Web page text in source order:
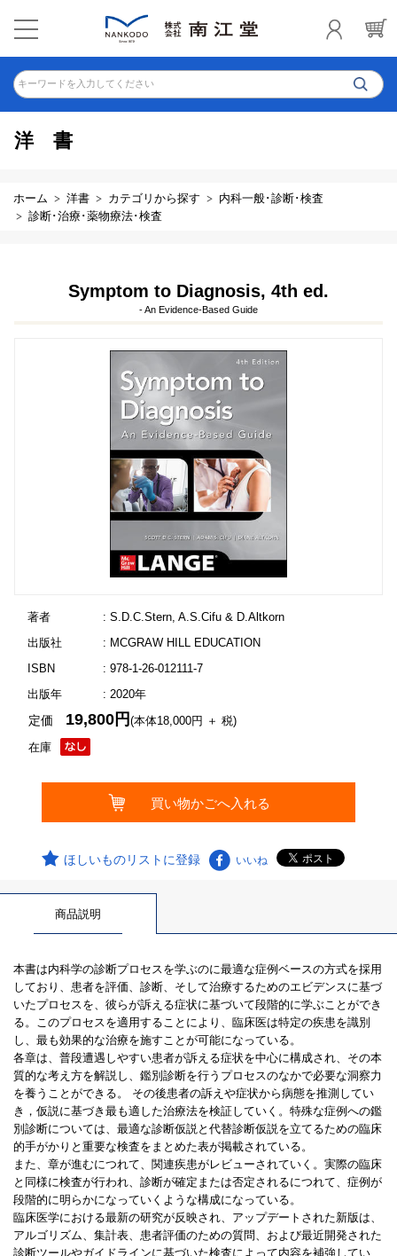
キーワードを入力してください
洋書
ホーム 洋書 カテゴリから探す
内科一般･診断･検査
診断･治療･薬物療法･検査
Symptom to Diagnosis, 4th ed.
- An Evidence-Based Guide
著者
: S.D.C.Stern, A.S.Cifu & D.Altkorn
出版社
: MCGRAW HILL EDUCATION
ISBN
: 978-1-26-012111-7
出版年
: 2020年
在庫
定価 19,800円(本体18,000円 ＋ 税)
ほしいものリストに登録 いいね
商品説明
本書は内科学の診断プロセスを学ぶのに最適な症例ベースの方式を採用
しており、患者を評価、診断、そして治療するためのエビデンスに基づ
いたプロセスを、彼らが訴える症状に基づいて段階的に学ぶことができ
る。このプロセスを適用することにより、臨床医は特定の疾患を識別
し、最も効果的な治療を施すことが可能になっている。
各章は、普段遭遇しやすい患者が訴える症状を中心に構成され、その本
質的な考え方を解説し、鑑別診断を行うプロセスのなかで必要な洞察力
を養うことができる。 その後患者の訴えや症状から病態を推測してい
き，仮説に基づき最も適した治療法を検証していく。特殊な症例への鑑
別診断については、最適な診断仮説と代替診断仮説を立てるための臨床
的手がかりと重要な検査をまとめた表が掲載されている。
また、章が進むにつれて、関連疾患がレビューされていく。実際の臨床
と同様に検査が行われ、診断が確定または否定されるにつれて、症例が
段階的に明らかになっていくような構成になっている。
臨床医学における最新の研究が反映され、アップデートされた新版は、
アルゴリズム、集計表、患者評価のための質問、および最近開発された
診断ツールやガイドラインに基づいた検査によって内容を補強してい